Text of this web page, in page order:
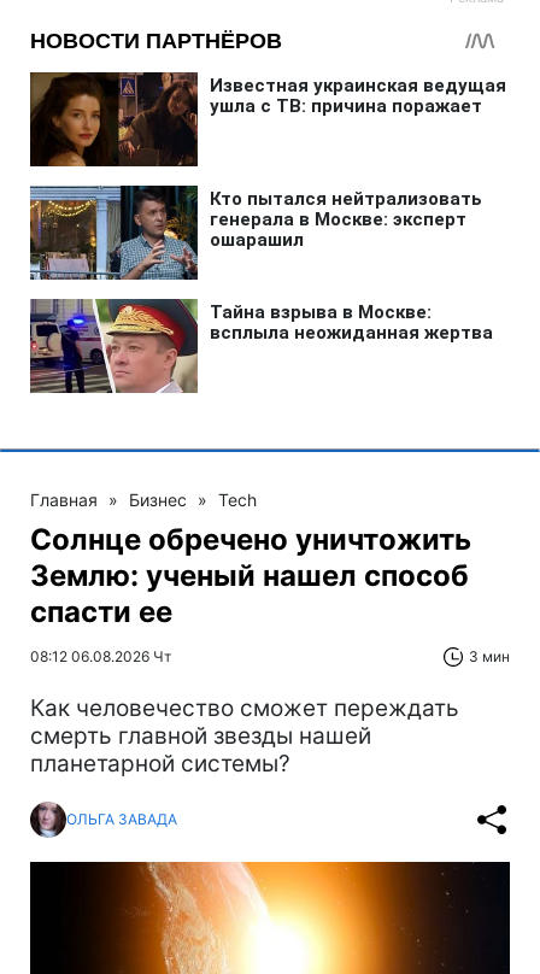
Главная » Бизнес » Tech
Солнце обречено уничтожить
Землю: ученый нашел способ
спасти ее
08:12 06.08.2026 Чт 3 мин
Как человечество сможет переждать
смерть главной звезды нашей
планетарной системы?
ОЛЬГА ЗАВАДА